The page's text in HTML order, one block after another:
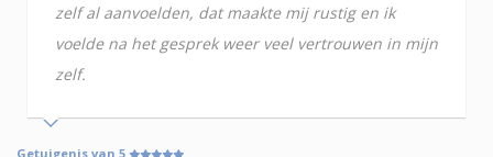
zelf al aanvoelden, dat maakte mij rustig en ik
voelde na het gesprek weer veel vertrouwen in mijn
zelf.
Getuigenis van 5